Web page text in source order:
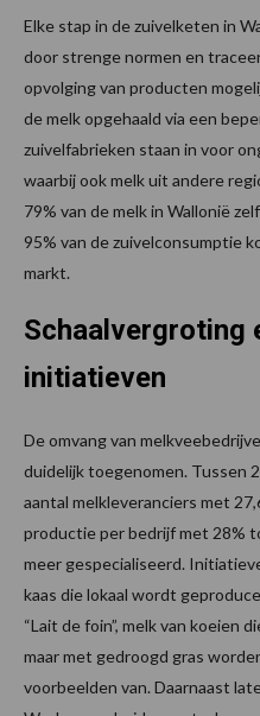
Elke stap in de zuivelketen in
door strenge normen en
opvolging van producten
de melk opgehaald via een
zuivelfabrieken staan in voor
waarbij ook melk uit andere
79% van de melk in Wallonië
95% van de zuivelconsumptie
markt.
Schaalvergroting
initiatieven
De omvang van
duidelijk toegenomen. Tussen
aantal melkleveranciers met
productie per bedrijf met 28%
meer gespecialiseerd.
kaas die lokaal wordt
“Lait de foin”, melk van koeien
maar met gedroogd gras
voorbeelden van. Daarnaast